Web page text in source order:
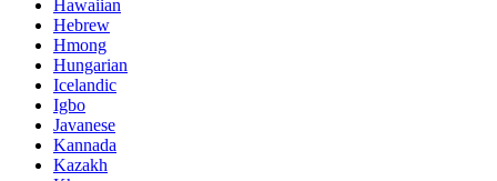
Hawaiian
Hebrew
Hmong
Hungarian
Icelandic
Igbo
Javanese
Kannada
Kazakh